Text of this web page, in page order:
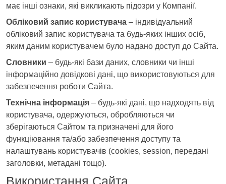
має інші ознаки, які викликають підозри у Компанії.
Обліковий запис користувача – індивідуальний
обліковий запис користувача та будь-яких інших осіб,
яким даним користувачем було надано доступ до Сайта.
Словники – будь-які бази даних, словники чи інші
інформаційно довідкові дані, що використовуються для
забезпечення роботи Сайта.
Технічна інформація – будь-які дані, що надходять від
користувача, одержуються, обробляються чи
зберігаються Сайтом та призначені для його
функціювання та/або забезпечення доступу та
налаштувань користувачів (cookies, session, передані
заголовки, метадані тощо).
Використання Сайта